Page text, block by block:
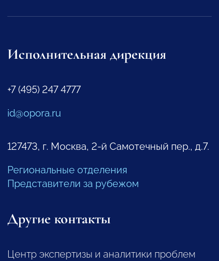
Исполнительная дирекция
+7 (495) 247 4777
id@opora.ru
127473, г. Москва, 2-й Самотечный пер., д.7.
Региональные отделения
Представители за рубежом
Другие контакты
Центр экспертизы и аналитики проблем